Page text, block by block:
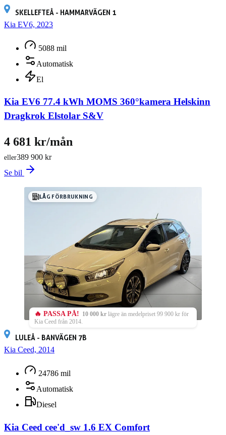
SKELLEFTEÅ - HAMMARVÄGEN 1
Kia EV6, 2023
5088 mil
Automatisk
El
Kia EV6 77.4 kWh MOMS 360°kamera Helskinn
Dragkrok Elstolar S&V
389 900 kr
eller
4 681 kr/mån
Se bil
LÅG FÖRBRUKNING
🔥 PASSA PÅ! 10 000 kr lägre än medelpriset 99 900 kr för
Kia Ceed från 2014.
LULEÅ - BANVÄGEN 7B
Kia Ceed, 2014
24786 mil
Automatisk
Diesel
Kia Ceed cee'd_sw 1.6 EX Comfort